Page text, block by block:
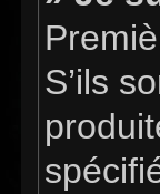
S’ils